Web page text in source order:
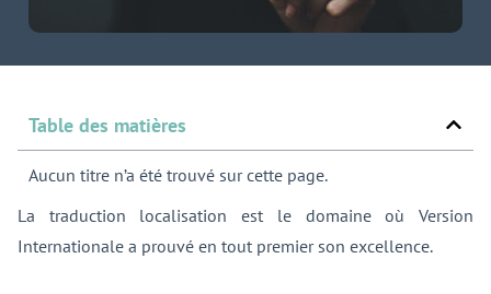
Table des matières
Aucun titre n’a été trouvé sur cette page.
La traduction localisation est le domaine où Version
Internationale a prouvé en tout premier son excellence.